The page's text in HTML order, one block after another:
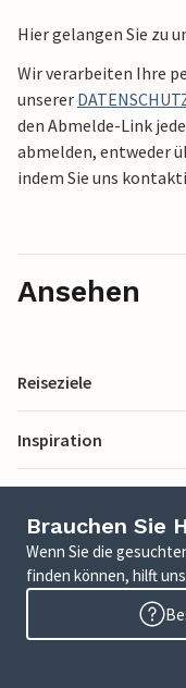
Hier gelangen Sie zu
Wir verarbeiten Ihre
unserer
den Abmelde-Link
abmelden, entweder
indem Sie uns
Ansehen
Reiseziele
Inspiration
Brauchen Sie
Wenn Sie die
finden können, hilft